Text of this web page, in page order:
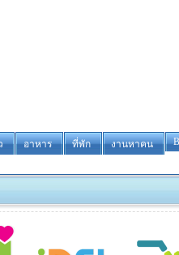
อาหาร ที่พัก งานหาคน